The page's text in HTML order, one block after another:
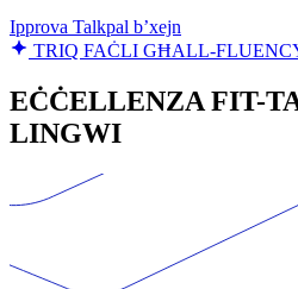
Ipprova Talkpal b’xejn
TRIQ FAĊLI GĦALL-
EĊĊELLENZA FIT-
LINGWI